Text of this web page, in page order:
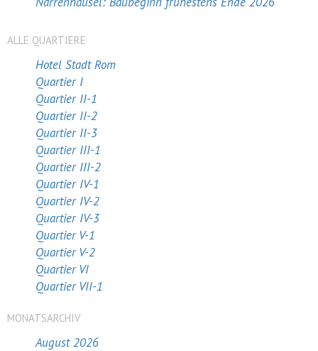
ALLE QUARTIERE
Hotel Stadt Rom
Quartier I
Quartier II-1
Quartier II-2
Quartier II-3
Quartier III-1
Quartier III-2
Quartier IV-1
Quartier IV-2
Quartier IV-3
Quartier V-1
Quartier V-2
Quartier VI
Quartier VII-1
MONATSARCHIV
August 2026